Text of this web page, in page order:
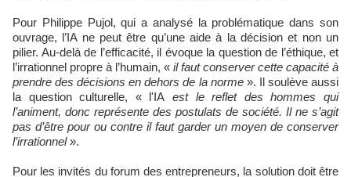
Pour Philippe Pujol, qui a analysé la problématique dans son
ouvrage, l’IA ne peut être qu’une aide à la décision et non un
pilier. Au-delà de l’efficacité, il évoque la question de l’éthique, et
l’irrationnel propre à l’humain, « il faut conserver cette capacité à
prendre des décisions en dehors de la norme ». Il soulève aussi
la question culturelle, « l'IA est le reflet des hommes qui
l’animent, donc représente des postulats de société. Il ne s’agit
pas d’être pour ou contre il faut garder un moyen de conserver
l’irrationnel».
Pour les invités du forum des entrepreneurs, la solution doit être